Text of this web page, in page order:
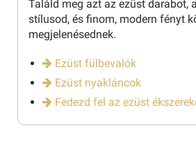
Találd meg azt az ezüst darabot,
stílusod, és finom, modern fényt
megjelenésednek.
Ezüst fülbevalók
Ezüst nyakláncok
Fedezd fel az ezüst